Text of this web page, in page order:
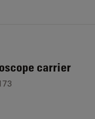
carrier